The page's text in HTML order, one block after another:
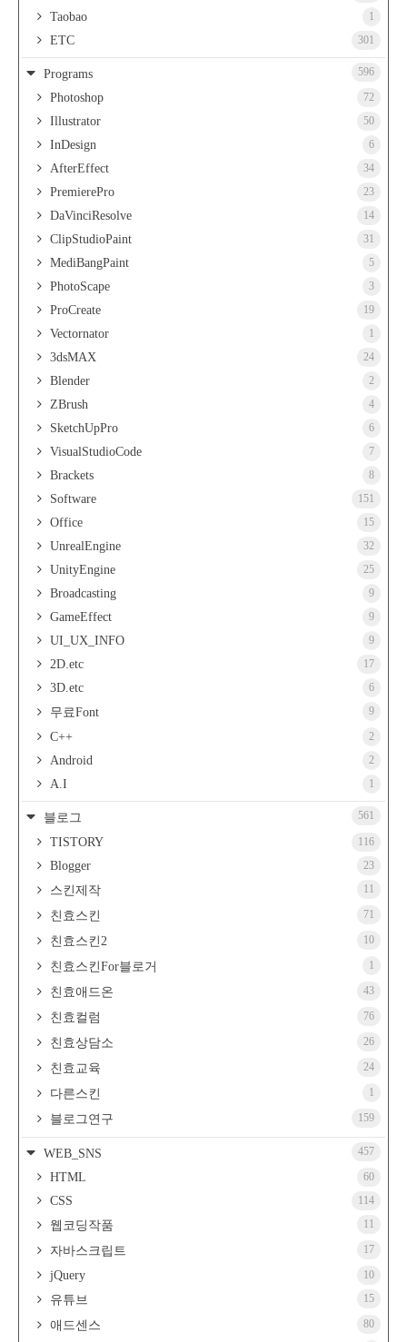
Taobao
1
ETC 301
Programs 596
Photoshop 72
Illustrator 50
InDesign 6
AfterEffect 34
PremierePro 23
DaVinciResolve 14
ClipStudioPaint 31
MediBangPaint 5
PhotoScape 3
ProCreate 19
Vectornator 1
3dsMAX 24
Blender 2
ZBrush 4
SketchUpPro 6
VisualStudioCode 7
Brackets 8
Software 151
Office 15
UnrealEngine 32
UnityEngine 25
Broadcasting 9
GameEffect 9
UI_UX_INFO 9
2D.etc 17
3D.etc 6
무료Font 9
C++ 2
Android 2
A.I 1
블로그 561
TISTORY 116
Blogger 23
스킨제작 11
친효스킨 71
친효스킨2 10
친효스킨For블로거 1
친효애드온 43
친효컬럼 76
친효상담소 26
친효교육 24
다른스킨 1
블로그연구 159
WEB_SNS 457
HTML 60
CSS 114
웹코딩작품 11
자바스크립트 17
jQuery 10
유튜브 15
애드센스 80